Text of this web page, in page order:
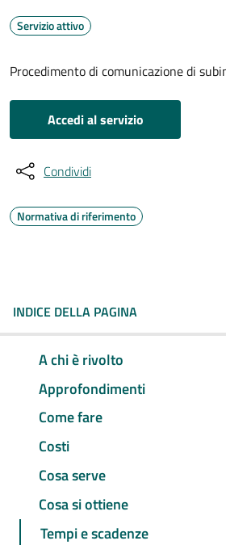
Servizio attivo
Procedimento di comunicazione di
Accedi al servizio
Condividi
Normativa di riferimento
INDICE DELLA PAGINA
A chi è rivolto
Approfondimenti
Come fare
Costi
Cosa serve
Cosa si ottiene
Tempi e scadenze